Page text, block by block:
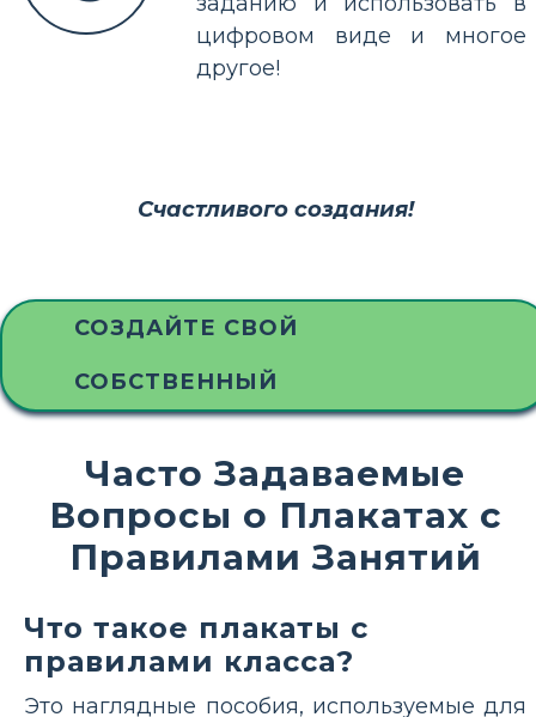
цифровом виде и многое
другое!
Счастливого создания!
СОЗДАЙТЕ СВОЙ
СОБСТВЕННЫЙ
Часто Задаваемые
Вопросы о Плакатах с
Правилами Занятий
Что такое плакаты с
правилами класса?
Это наглядные пособия, используемые для